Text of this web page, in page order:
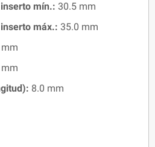
mín.: 30.5 mm
máx.: 35.0 mm
8.0 mm